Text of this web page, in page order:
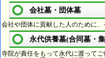
会社墓・団体墓
会社や団体に貢献した人のために
永代供養墓(合同墓・
寺院が責任をもって永代に渡って